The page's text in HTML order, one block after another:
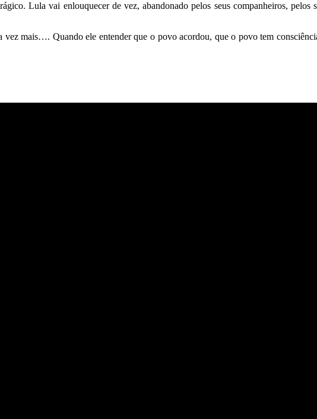
Lula vai enlouquecer de vez, abandonado pelos seus companheiros, pelos
mais…. Quando ele entender que o povo acordou, que o povo tem